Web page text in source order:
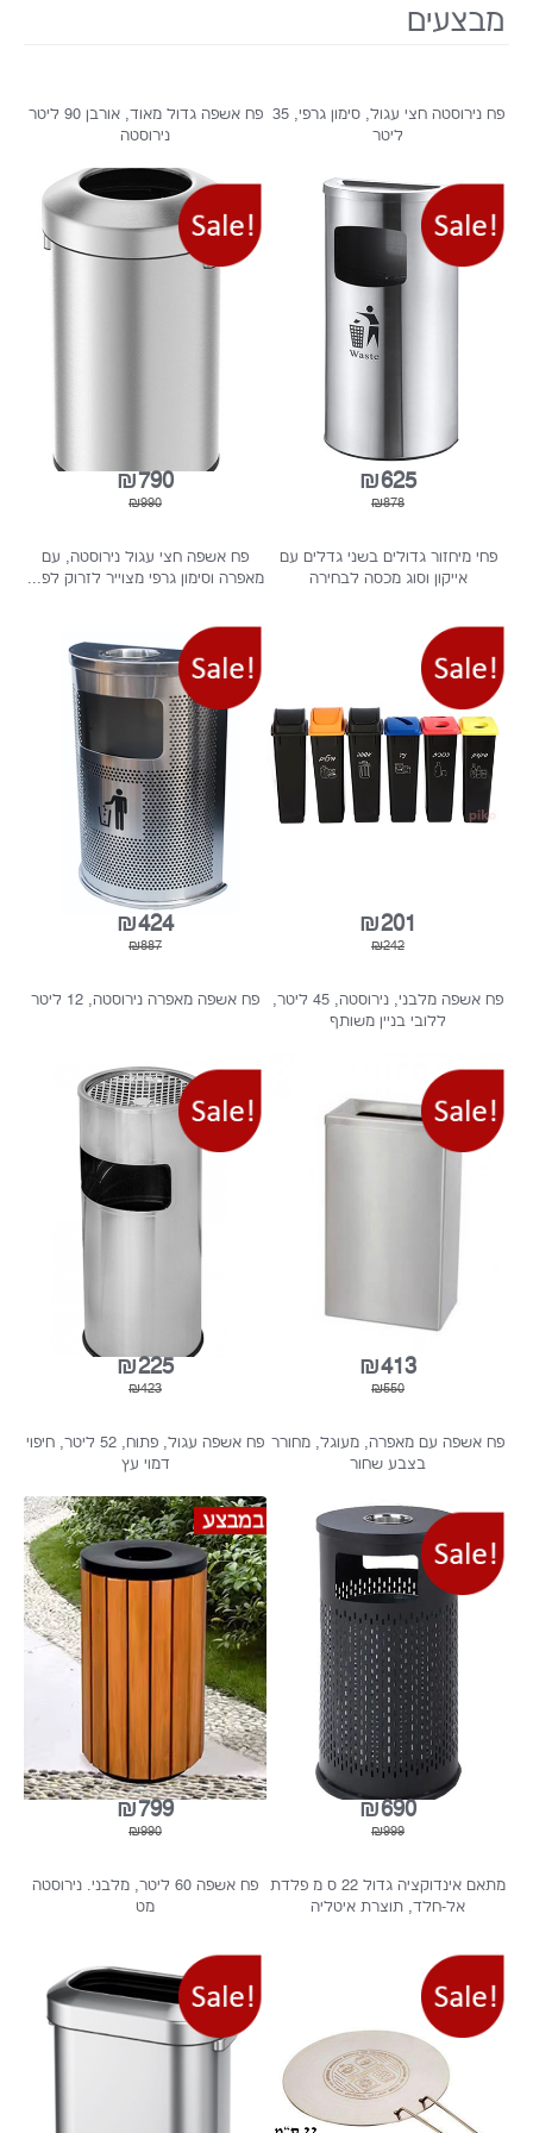
מבצעים
ליטר
₪625
פח אשפה גדול מאוד, אורבן 90 ליטר
נירוסטה
₪790
מיחזור גדולים בשני גדלים עם
אייקון וסוג מכסה לבחירה
₪201
₪242
פח אשפה חצי עגול נירוסטה, עם
מאפרה וסימון גרפי מצוייר לזרוק לפ...
₪424
₪887
₪413
₪550
פח אשפה מאפרה נירוסטה, 12 ליטר
₪225
₪423
עם מאפרה, מעוגל, מחורר
בצבע שחור
₪690
₪999
פח אשפה עגול, פתוח, 52 ליטר, חיפוי